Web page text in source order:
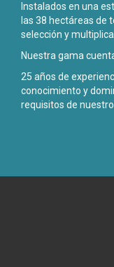
Instalados en una
las 38 hectáreas de
selección y
Nuestra gama
25 años de
conocimiento y
requisitos de